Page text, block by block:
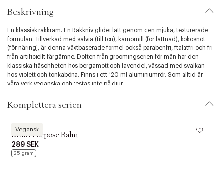
t
.
v
a
r
i
a
t
i
o
e
e
Beskrivning
En klassisk rakkräm. En Rakkniv glider lätt genom den mjuka, texturerade
formulan. Tillverkad med salvia (till ton), kamomill (för lättnad), kokosnöt
(för näring), är denna växtbaserade formel också parabenfri, ftalatfri och fri
från artificiellt färgämne. Doften från groomingserien för män har den
klassiska fräschheten hos bergamott och lavendel, vässad med svalkan
hos violett och tonkaböna. Finns i ett 120 ml aluminiumrör. Som alltid är
våra verk veganska och testas inte på djur.
Komplettera serien
Vegansk
Le Labo
Multi Purpose Balm
289 SEK
25 gram